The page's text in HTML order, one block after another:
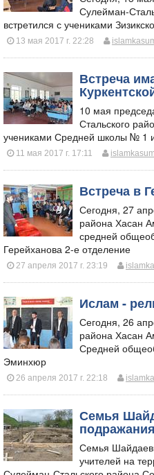
Сулейман-
встретился с учениками
13 мая 2017 г. 22:28
Встреча
​10 мая
Стальского
учениками Средней школы № 1
11 мая 2017 г. 17:11
Встреча в
​Сегодня, 27
района Хасан
средней
Герейханова 2-е отделение
27 апреля 2017 г. 23:19
Ислам -
​Сегодня, 26
района Хасан
Средней
Эминхюр
26 апреля 2017 г. 22:18
Семья
подражания
​Семья
учителей на